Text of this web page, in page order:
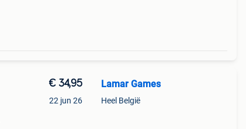
€ 34,95
22 jun 26
Lamar Games
Heel België